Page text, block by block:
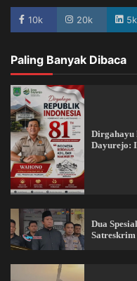
10k 20k 5k
Paling Banyak Dibaca
Dirgahayu
Dayurejo:
Dua
Satreskrim